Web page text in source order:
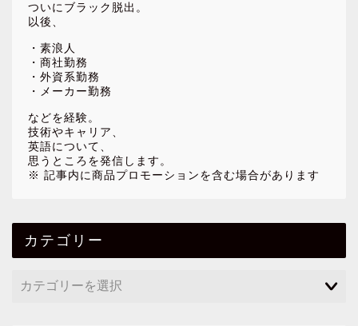
ついにブラック脱出。
以後、
・素浪人
・商社勤務
・外資系勤務
・メーカー勤務
などを経験。
技術やキャリア、
英語について、
思うところを発信します。
※ 記事内に商品プロモーションを含む場合があります
カテゴリー